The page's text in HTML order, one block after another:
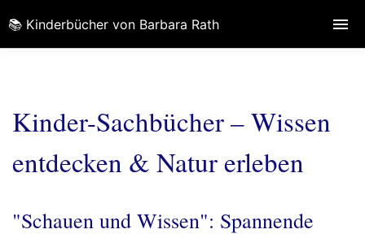
Kinder-Sachbücher – Wissen
entdecken & Natur erleben
"Schauen und Wissen": Spannende
📚 Kinderbücher von Barbara Rath